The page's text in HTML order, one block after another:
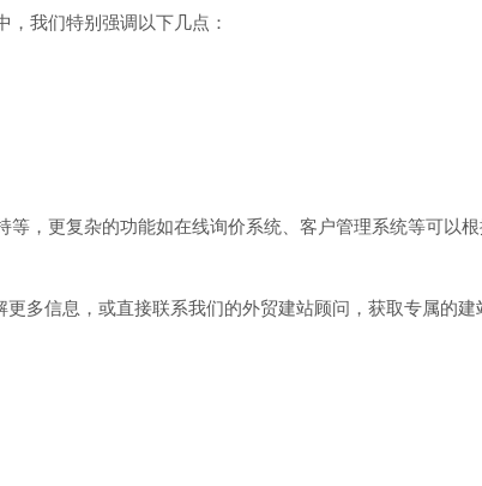
我们特别强调以下几点：
，更复杂的功能如在线询价系统、客户管理系统等可以
多信息，或直接联系我们的外贸建站顾问，获取专属的